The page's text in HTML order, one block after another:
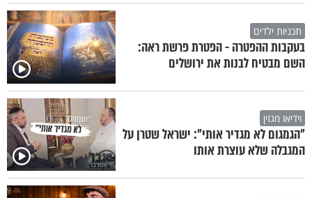
תכניות ילדים
בעקבות ההפטרה - הפטרת פרשת ראה:
השם מבטיח לבנות את ירושלים
וידיאו מגזין
"הגמגום לא מגדיר אותי": ישראל שטרן על
המגבלה שלא עוצרת אותו